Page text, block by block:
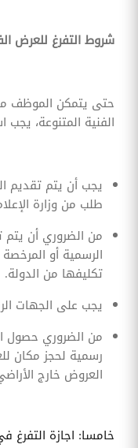
شروط التفرغ للعرض
حتى يتمكن الموظف
الفنية المتنوعة، يجب
يجب أن يتم تقديم
طلب من وزارة
من الضروري أن
الرسمية أو
تكليفها من الدولة.
يجب على الجهات
من الضروري حصول
رسمية لحجز مكان
العروض خارج
خامسا: اجازة التفرغ